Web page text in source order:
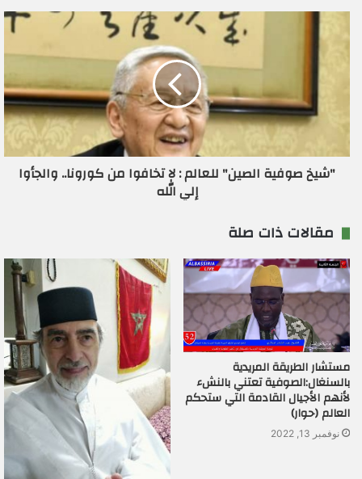
ي
"شيخ صوفية الصين" للعالم : لا تخافوا من كورونا.. والجأوا
إلي الله
مقالات ذات صلة
مستشار الطريقة المريدية
بالسنغال:الصوفية تعتني بالنشء
لأنهم الأجيال القادمة التي ستحكم
العالم (حوار)
نوفمبر 13, 2022